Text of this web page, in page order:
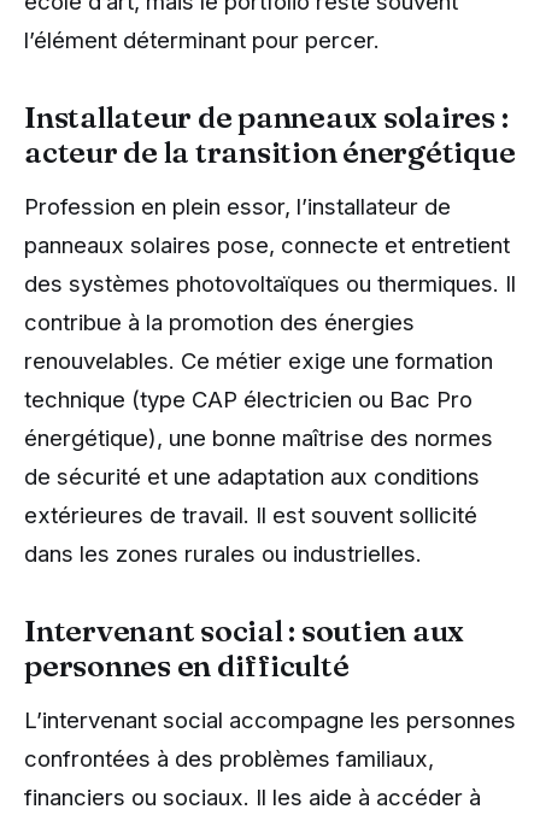
l’élément déterminant pour percer.
Installateur de panneaux solaires :
acteur de la transition énergétique
Profession en plein essor, l’installateur de
panneaux solaires pose, connecte et entretient
des systèmes photovoltaïques ou thermiques. Il
contribue à la promotion des énergies
renouvelables. Ce métier exige une formation
technique (type CAP électricien ou Bac Pro
énergétique), une bonne maîtrise des normes
de sécurité et une adaptation aux conditions
extérieures de travail. Il est souvent sollicité
dans les zones rurales ou industrielles.
Intervenant social : soutien aux
personnes en difficulté
L’intervenant social accompagne les personnes
confrontées à des problèmes familiaux,
financiers ou sociaux. Il les aide à accéder à